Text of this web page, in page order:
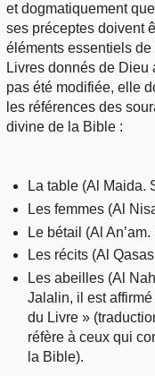
et dogmatiquement
ses préceptes doivent
éléments essentiels de
Livres donnés de Dieu
pas été modifiée, elle
les références des
divine de la Bible :
La table (Al Maida.
Les femmes (Al
Le bétail (Al
Les récits (Al
Les abeilles (Al
Jalalin, il est
du Livre »
réfère à ceux qui
la Bible).